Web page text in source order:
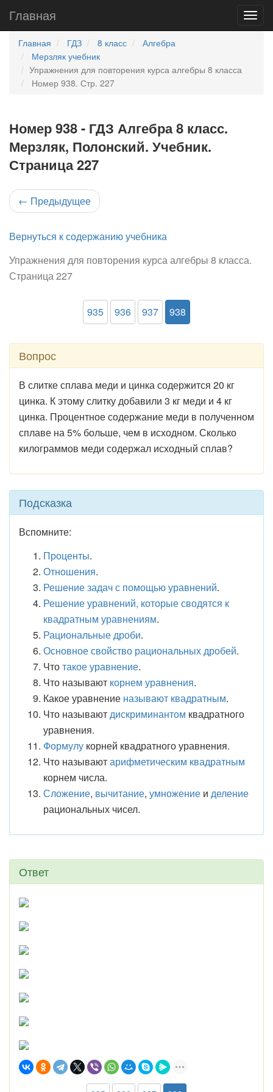
Главная
Главная ГДЗ 8 класс
Алгебра
Мерзляк учебник
Упражнения для повторения курса алгебры 8 класса
Номер 938. Стр. 227
Номер 938 - ГДЗ Алгебра 8 класс.
Мерзляк, Полонский. Учебник.
Страница 227
← Предыдущее
Вернуться к содержанию учебника
Упражнения для повторения курса алгебры 8 класса.
Страница 227
935 936 937 938
Вопрос
В слитке сплава меди и цинка содержится 20 кг
цинка. К этому слитку добавили 3 кг меди и 4 кг
цинка. Процентное содержание меди в полученном
сплаве на 5% больше, чем в исходном. Сколько
килограммов меди содержал исходный сплав?
Подсказка
Вспомните:
Проценты.
Отношения.
Решение задач с помощью уравнений.
Решение уравнений, которые сводятся к
квадратным уравнениям.
Рациональные дроби.
Основное свойство рациональных дробей.
Чтотакое уравнение.
Что называют корнем уравнения.
Какое уравнение называют квадратным.
Что называютдискриминантом квадратного
уравнения.
Формулу корней квадратного уравнения.
Что называютарифметическим квадратным
корнем числа.
Сложение, вычитание, умножение и деление
рациональных чисел.
Ответ